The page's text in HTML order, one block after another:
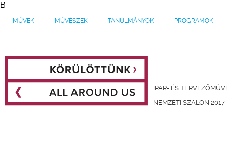
B
MŰVEK MŰVÉSZEK TANULMÁNYOK PROGRAMOK
IPAR- ÉS
NEMZETI SZALON 2017